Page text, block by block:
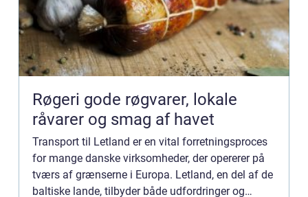
Røgeri gode røgvarer, lokale
råvarer og smag af havet
Transport til Letland er en vital forretningsproces
for mange danske virksomheder, der opererer på
tværs af grænserne i Europa. Letland, en del af de
baltiske lande, tilbyder både udfordringer og